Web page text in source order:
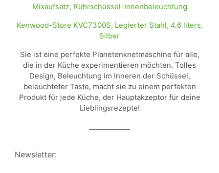
Kenwood-Store KVC7300S, Legierter Stahl, 4.6 liters,
Silber
Sie ist eine perfekte Planetenknetmaschine für alle,
die in der Küche experimentieren möchten. Tolles
Design, Beleuchtung im Inneren der Schüssel,
beleuchteter Taste, macht sie zu einem perfekten
Produkt für jede Küche, der Hauptakzeptor für deine
Lieblingsrezepte!
Newsletter: